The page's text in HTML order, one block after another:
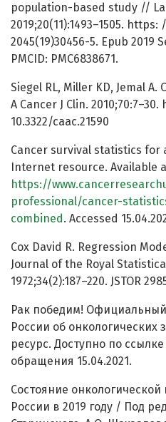
population-based study //
2019;20(11):1493–1505. https:
2045(19)30456-5. Epub 2019
PMCID: PMC6838671.
Siegel RL, Miller KD, Jemal
A Cancer J Clin.
10.3322/caac.21590
Cancer survival statistics for
Internet resource. Available
https://
professional/cancer-
combined . Accessed
Cox David R. Regression
Journal of the Royal
1972;34(2):187–220. JSTOR
Рак победим!
России об онкологических
ресурс. Доступно по ссылке
обращения 15.04.2021.
Состояние
России в 2019 году / Под